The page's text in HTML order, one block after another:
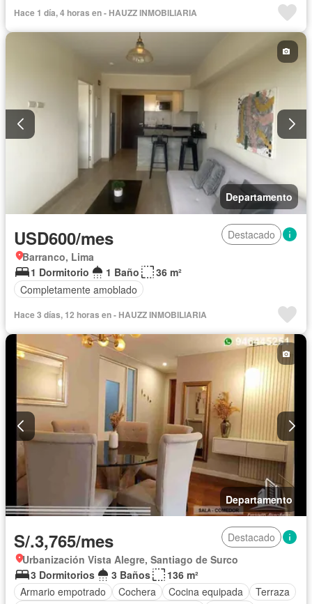
Hace 1 día, 4 horas en - HAUZZ INMOBILIARIA
Departamento
USD600/mes
Destacado
Barranco, Lima
1 Dormitorio
1 Baño
36 m²
Completamente amoblado
Hace 3 días, 12 horas en - HAUZZ INMOBILIARIA
Departamento
S/.3,765/mes
Destacado
Urbanización Vista Alegre, Santiago de Surco
3 Dormitorios
3 Baños
136 m²
Armario empotrado
Cochera Cocina equipada
Terraza